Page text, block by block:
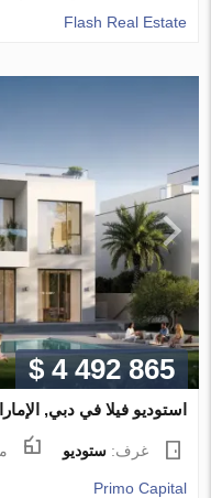
Flash Real Estate
$ 4 492 865
استوديو فيلا في دبي,
غرف:ستوديو
Primo Capital